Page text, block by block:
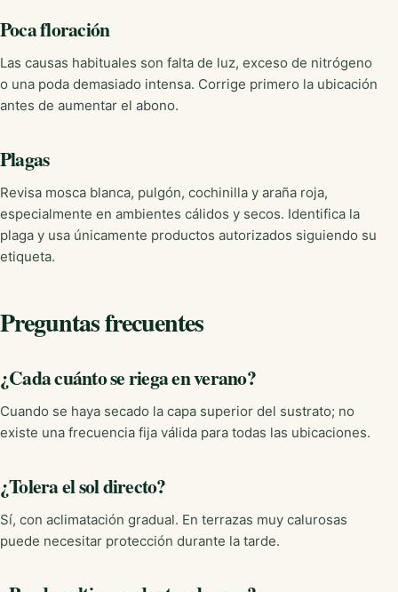
Poca floración
Las causas habituales son falta de luz, exceso de nitrógeno
o una poda demasiado intensa. Corrige primero la ubicación
antes de aumentar el abono.
Plagas
Revisa mosca blanca, pulgón, cochinilla y araña roja,
especialmente en ambientes cálidos y secos. Identifica la
plaga y usa únicamente productos autorizados siguiendo su
etiqueta.
Preguntas frecuentes
¿Cada cuánto se riega en verano?
Cuando se haya secado la capa superior del sustrato; no
existe una frecuencia fija válida para todas las ubicaciones.
¿Tolera el sol directo?
Sí, con aclimatación gradual. En terrazas muy calurosas
puede necesitar protección durante la tarde.